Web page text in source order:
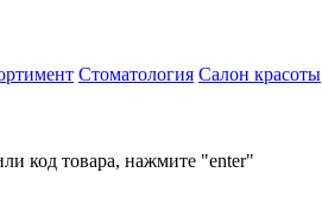
Стоматология Салон красоты
код товара, нажмите "enter"